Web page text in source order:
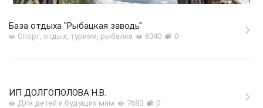
База отдыха "Рыбацкая заводь"
Спорт, отдых, туризм, рыбалка 6340 0
ИП ДОЛГОПОЛОВА Н.В.
Для детей и будущих мам 7683 0